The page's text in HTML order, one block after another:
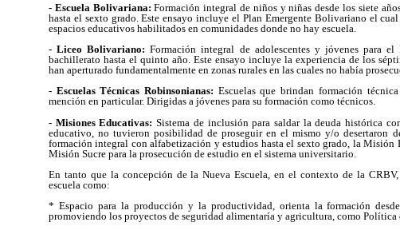
- Escuela Bolivariana: Formación integral de niños y niñas desde los siete
hasta el sexto grado. Este ensayo incluye el Plan Emergente Bolivariano el
espacios educativos habilitados en comunidades donde no hay escuela.
- Liceo Bolivariano: Formación integral de adolescentes y jóvenes para
bachillerato hasta el quinto año. Este ensayo incluye la experiencia de los
han aperturado fundamentalmente en zonas rurales en las cuales no había
- Escuelas Técnicas Robinsonianas: Escuelas que brindan formación
mención en particular. Dirigidas a jóvenes para su formación como técnicos.
- Misiones Educativas: Sistema de inclusión para saldar la deuda histórica
educativo, no tuvieron posibilidad de proseguir en el mismo y/o desertaron
formación integral con alfabetización y estudios hasta el sexto grado, la
Misión Sucre para la prosecución de estudio en el sistema universitario.
En tanto que la concepción de la Nueva Escuela, en el contexto de la
escuela como:
* Espacio para la producción y la productividad, orienta la formación
promoviendo los proyectos de seguridad alimentaría y agricultura, como Política